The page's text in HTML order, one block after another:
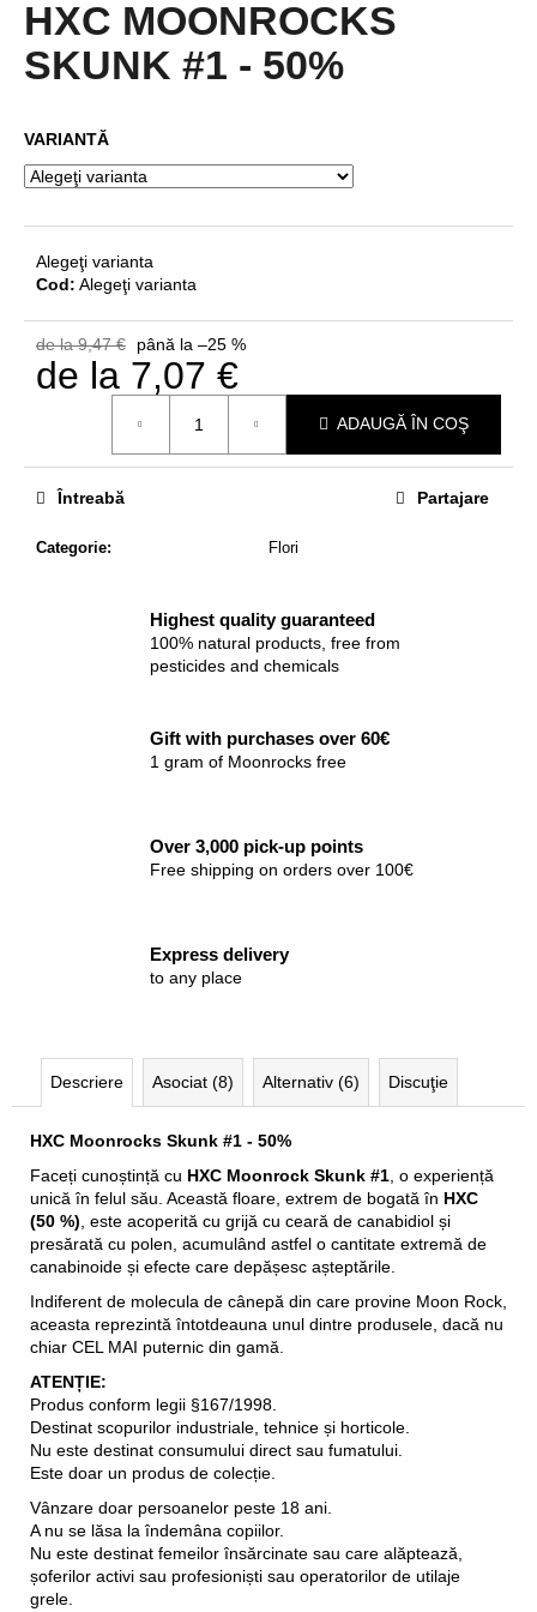
produsului
este
4,8
stele.
HXC MOONROCKS
SKUNK #1 - 50%
VARIANTĂ
Alegeţi varianta
Cod: Alegeţi varianta
de la 9,47 € până la –25 %
de la 7,07 €
ADAUGĂ ÎN COŞ
Categorie: Flori
Întreabă Partajare
Highest quality guaranteed
100% natural products, free from
pesticides and chemicals
Gift with purchases over 60€
1 gram of Moonrocks free
Over 3,000 pick-up points
Free shipping on orders over 100€
Express delivery
to any place
Descriere Asociat (8) Alternativ (6) Discuţie
HXC Moonrocks Skunk #1 - 50%
Faceți cunoștință cu HXC Moonrock Skunk #1 , o experiență
unică în felul său. Această floare, extrem de bogată în HXC
(50 %) , este acoperită cu grijă cu ceară de canabidiol și
presărată cu polen, acumulând astfel o cantitate extremă de
canabinoide și efecte care depășesc așteptările.
Indiferent de molecula de cânepă din care provine Moon Rock,
aceasta reprezintă întotdeauna unul dintre produsele, dacă nu
chiar CEL MAI puternic din gamă.
ATENȚIE:
Produs conform legii §167/1998.
Destinat scopurilor industriale, tehnice și horticole.
Nu este destinat consumului direct sau fumatului.
Este doar un produs de colecție.
Vânzare doar persoanelor peste 18 ani.
A nu se lăsa la îndemâna copiilor.
Nu este destinat femeilor însărcinate sau care alăptează,
șoferilor activi sau profesioniști sau operatorilor de utilaje
grele.
ă
e
o
m
a
d
m